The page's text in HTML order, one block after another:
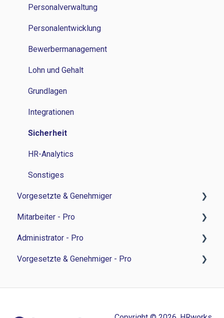
Lohn und Gehalt
Grundlagen
Personalverwaltung
Personalentwicklung
Bewerbermanagement
Lohn und Gehalt
Grundlagen
Integrationen
Sicherheit
HR-Analytics
Sonstiges
Vorgesetzte & Genehmiger
Zeitwirtschaft
Personalverwaltung
Bewerbermanagament
Mitarbeiter - Pro
Feedback-Sessions - Personalentwicklung
Ziele - Personalentwicklung
Administrator - Pro
Feedback-Session - Personalentwicklung
Vorgesetzte & Genehmiger - Pro